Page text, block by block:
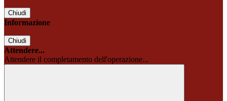
Chiudi
Informazione
Chiudi
Attendere...
Attendere il completamento dell'operazione...